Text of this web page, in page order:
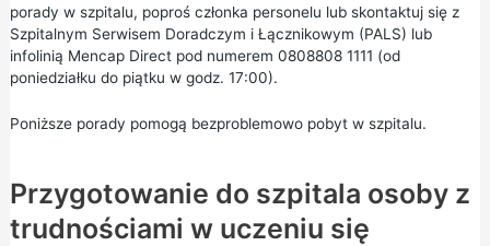
porady w szpitalu, poproś członka personelu lub skontaktuj się z
Szpitalnym Serwisem Doradczym i Łącznikowym (PALS) lub
infolinią Mencap Direct pod numerem 0808808 1111 (od
poniedziałku do piątku w godz. 17:00).
Poniższe porady pomogą bezproblemowo pobyt w szpitalu.
Przygotowanie do szpitala osoby z
trudnościami w uczeniu się